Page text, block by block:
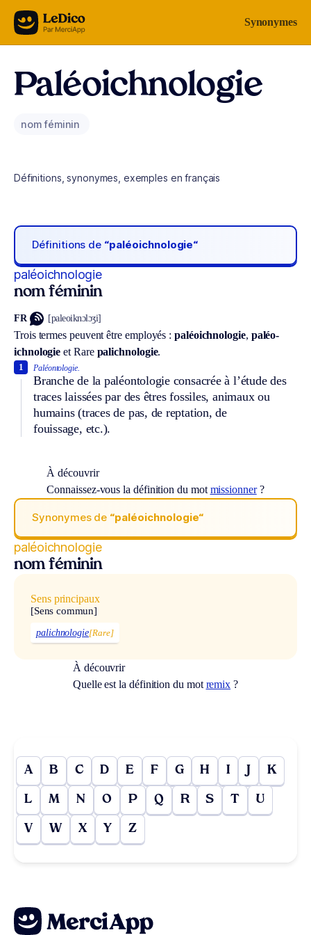
Aller au contenu Synonymes
Paléoichnologie
nom féminin
Définitions, synonymes, exemples en français
Définitions de “paléoichnologie“
paléoichnologie
nom féminin
FR [paleoiknɔlɔʒi]
Trois termes peuvent être employés :paléoichnologie, paléo-
ichnologie et Rare palichnologie.
Paléontologie.
Branche de la paléontologie consacrée à l’étude des
traces laissées par des êtres fossiles, animaux ou
humains (traces de pas, de reptation, de
fouissage, etc.).
1
À découvrir
Connaissez-vous la définition du mot missionner?
Synonymes de “paléoichnologie“
paléoichnologie
nom féminin
Sens principaux
[Sens commun]
palichnologie[Rare]
À découvrir
Quelle est la définition du mot remix ?
A B C D E F G H I J K
L M N O P Q R S T U
V W X Y Z